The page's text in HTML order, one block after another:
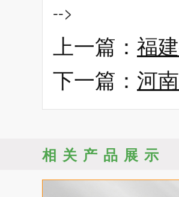
-->
上一篇： 福
下一篇： 河
相关产品展示